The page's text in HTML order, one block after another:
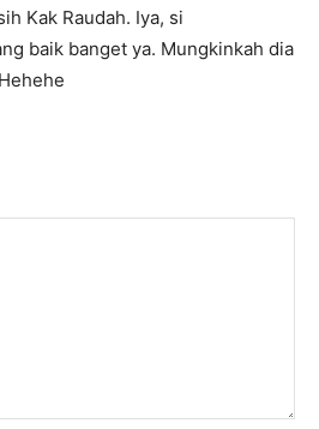
Kak Raudah. Iya, si
baik banget ya. Mungkinkah dia